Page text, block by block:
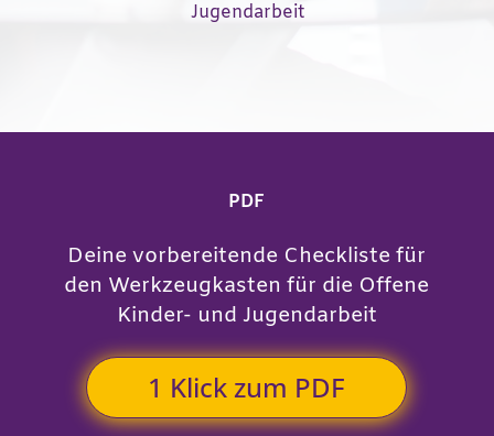
Jugendarbeit
PDF
Deine vorbereitende Checkliste für
den Werkzeugkasten für die Offene
Kinder- und Jugendarbeit
1 Klick zum PDF